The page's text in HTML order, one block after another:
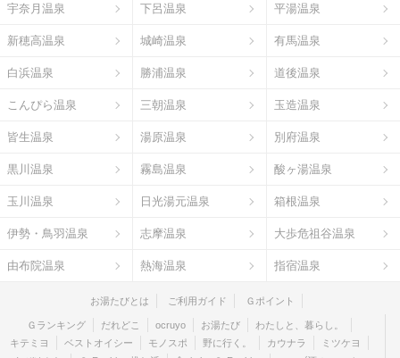
宇奈月温泉 下呂温泉 平湯温泉
新穂高温泉 城崎温泉 有馬温泉
白浜温泉 勝浦温泉 道後温泉
こんぴら温泉 三朝温泉 玉造温泉
皆生温泉 湯原温泉 別府温泉
黒川温泉 霧島温泉 酸ヶ湯温泉
玉川温泉 日光湯元温泉 箱根温泉
伊勢・鳥羽温泉 志摩温泉 大歩危祖谷温泉
由布院温泉 熱海温泉 指宿温泉
お湯たびとは ご利用ガイド Ｇポイント
Ｇランキング だれどこ ocruyo お湯たび
わたしと、暮らし。
キテミヨ
ベストオイシー モノスポ 野に行く。 カウナラ
ミツケヨ